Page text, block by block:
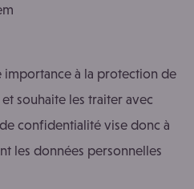
importance à la protection de
souhaite les traiter avec
confidentialité vise donc à
les données personnelles